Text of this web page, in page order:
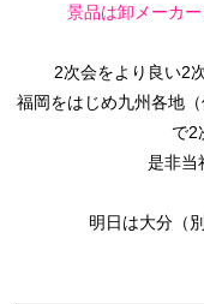
景品は卸メーカ
2次会をより良い2
福岡をはじめ九州各地
で2
是非当
明日は大分（